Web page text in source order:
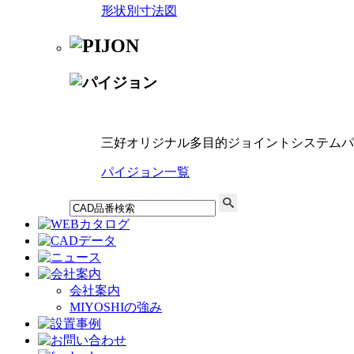
形状別寸法図
三好オリジナル多目的ジョイントシステム
パイジョン一覧
会社案内
MIYOSHIの強み